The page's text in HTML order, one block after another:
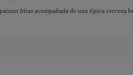
fritas acompañada de una típica cerveza